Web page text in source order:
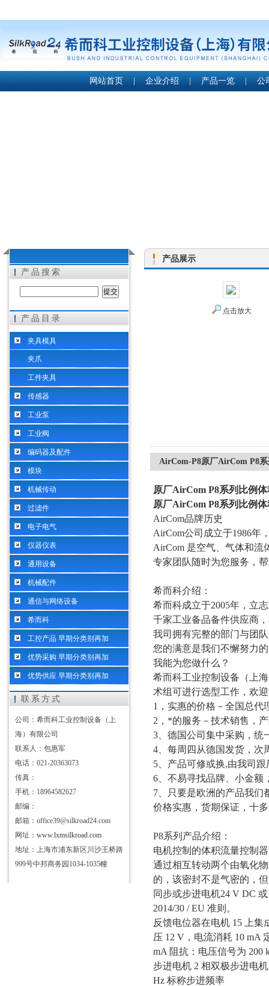
希而科工业控制设备（上海）有限公司
网站首页 | 企业介绍 | 产品一览 | 公
产品搜索
产品目录
夹具模具
夹爪
工件夹具
传感器
工业泵
工业阀
编码器及配件
模块
机械传动
过滤件
电子电气
仪器仪表
通用设备
机械配件
通信与网络设备
希而科
工控产品 早期分类别再加
优势采购 早期分类别再加
优势供应 早期分类别再加
联系方式
公司：希而科工业控制设备（上
海）有限公司
联系人：包惠军
电话：021-20363073
传真：
手机：18964582627
邮编：
邮箱：office39@silkroad24.com
网址： www.lxmsilkroad.com
地址：上海市浦东新区川沙王桥路
999号中邦商务园1034-1035幢
产品展示
点击放大
AirCom-P8原厂AirCom P8
原厂AirCom P8系列比例
原厂AirCom P8系列比例
AirCom品牌历史
AirCom公司成立于1986年
AirCom 是空气、气体和流
专家团队随时为您服务，
希而科介绍：
希而科成立于2005年，立
千家工业备品备件供应商
我司拥有完整的部门与团
您的满意是我们不懈努力
我能为您做什么？
希而科工业控制设备（上
术组可进行选型工作，欢
1，实惠的价格－全国总代
2，*的服务－技术销售，
3、德国公司集中采购，统
4、每周四从德国发货，次
5、产品可修或换,由我司
6、不易寻找品牌、小金额
7、只要是欧洲的产品我们
价格实惠，货期保证，十
P8系列产品介绍：
电机控制的体积流量控制
通过相互转动两个由氧化
的，该密封不是气密的，
同步或步进电机24 V DC
2014/30 / EU 准则。
反馈电位器在电机 15 上集
压 12 V，电流消耗 10 mA
mA 阻抗：电压信号为 200
步进电机 2 相双极步进电
Hz 标称步进频率